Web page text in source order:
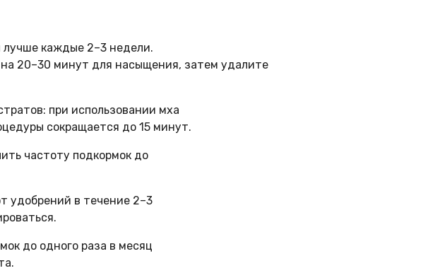
лучше каждые 2–3 недели.
20–30 минут для насыщения, затем удалите
при использовании мха
сокращается до 15 минут.
частоту подкормок до
удобрений в течение 2–3
до одного раза в месяц